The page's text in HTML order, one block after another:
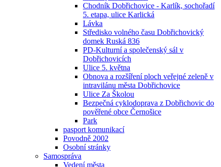
Chodník Dobřichovice - Karlík, sochořadí
5. etapa, ulice Karlická
Lávka
Středisko volného času Dobřichovický
domek Ruská 836
PD-Kulturní a společenský sál v
Dobřichovicích
Ulice 5. května
Obnova a rozšíření ploch veřejné zeleně v
intravilánu města Dobřichovice
Ulice Za Školou
Bezpečná cyklodoprava z Dobřichovic do
pověřené obce Černošice
Park
pasport komunikací
Povodně 2002
Osobní stránky
Samospráva
Vedení města